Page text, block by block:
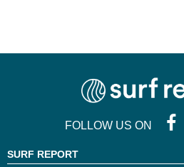
FOLLOW US ON
SURF REPORT